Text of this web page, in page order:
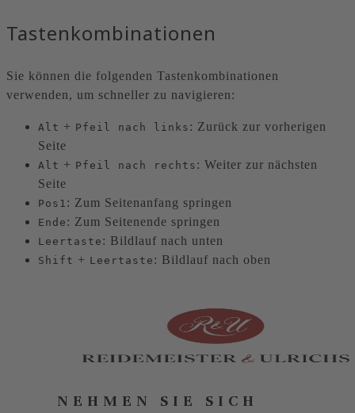
Tastenkombinationen
Sie können die folgenden Tastenkombinationen
verwenden, um schneller zu navigieren:
Alt + Pfeil nach links : Zurück zur vorherigen
Seite
Alt + Pfeil nach rechts : Weiter zur nächsten
Seite
Pos1 : Zum Seitenanfang springen
Ende : Zum Seitenende springen
Leertaste : Bildlauf nach unten
Shift + Leertaste : Bildlauf nach oben
NEHMEN SIE SICH